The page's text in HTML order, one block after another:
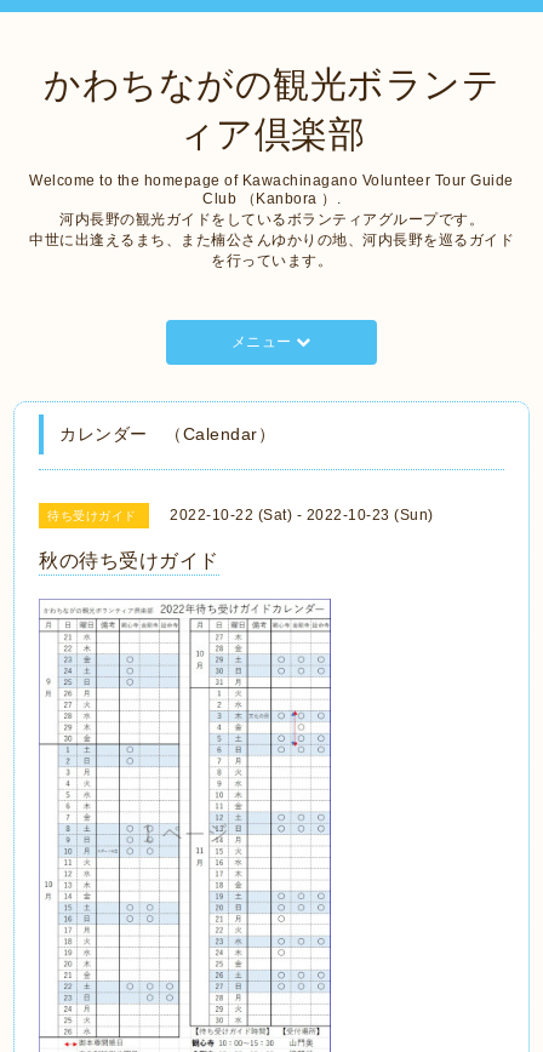
かわちながの観光ボランテ
ィア倶楽部
Welcome to the homepage of Kawachinagano Volunteer Tour Guide
Club （Kanbora ）.
河内長野の観光ガイドをしているボランティアグループです。
中世に出逢えるまち、また楠公さんゆかりの地、河内長野を巡るガイド
を行っています。
メニュー
カレンダー （Calendar）
待ち受けガイド 2022-10-22 (Sat) - 2022-10-23 (Sun)
秋の待ち受けガイド